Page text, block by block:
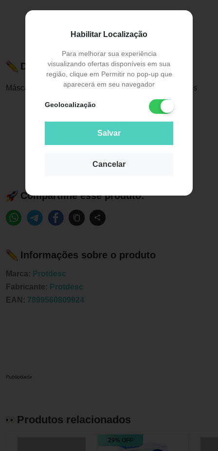
Habilitar Localização
Para melhorar sua experiência
visualizando ofertas disponíveis em sua
região, clique em Permitir no pop-up que
aparecerá em seu navegador
Geolocalização
Salvar
Cancelar
Descrição do Produto
Máscara Cirúrgica Tripla com Elástico com 50 - Protdes
Compartilhe esse produto:
Informações sobre o produto
Marca: Protdesc
Fabricante: Protdesc
EAN: 7899560809924
Publicidade
Produtos relacionados
29% OFF